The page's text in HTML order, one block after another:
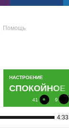
Помощь
НАСТРОЕНИЕ
СПОКОЙНОЕ
41 9
4:33